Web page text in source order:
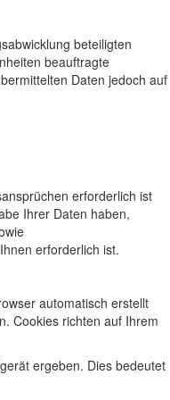
beteiligten
beauftragte
Daten jedoch auf
erforderlich ist
Ihrer Daten haben,
erforderlich ist.
automatisch erstellt
Cookies richten auf Ihrem
ergeben. Dies bedeutet